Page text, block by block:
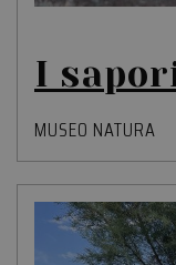
I
MUSEO NATURA